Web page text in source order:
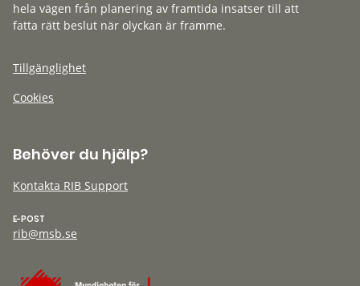
hela vägen från planering av framtida insatser till att
fatta rätt beslut när olyckan är framme.
Tillgänglighet
Cookies
Behöver du hjälp?
Kontakta RIB Support
E-POST
rib@msb.se